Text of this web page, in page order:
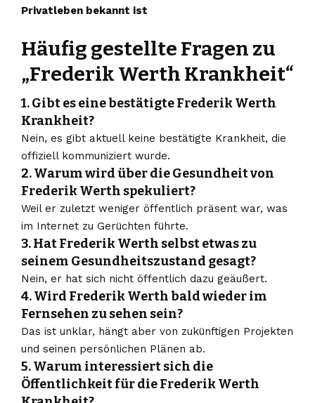
Privatleben bekannt ist
Häufig gestellte Fragen zu
„Frederik Werth Krankheit“
1. Gibt es eine bestätigte Frederik Werth
Krankheit?
Nein, es gibt aktuell keine bestätigte Krankheit, die
offiziell kommuniziert wurde.
2. Warum wird über die Gesundheit von
Frederik Werth spekuliert?
Weil er zuletzt weniger öffentlich präsent war, was
im Internet zu Gerüchten führte.
3. Hat Frederik Werth selbst etwas zu
seinem Gesundheitszustand gesagt?
Nein, er hat sich nicht öffentlich dazu geäußert.
4. Wird Frederik Werth bald wieder im
Fernsehen zu sehen sein?
Das ist unklar, hängt aber von zukünftigen Projekten
und seinen persönlichen Plänen ab.
5. Warum interessiert sich die
Öffentlichkeit für die Frederik Werth